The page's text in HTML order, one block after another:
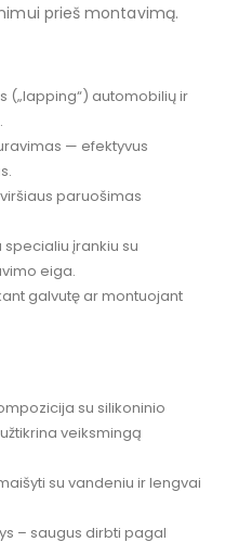
prieš montavimą.
(„lapping“) automobilių ir
— efektyvus
paruošimas
įrankiu su
eiga.
galvutę ar montuojant
su silikoninio
veiksmingą
su vandeniu ir lengvai
– saugus dirbti pagal